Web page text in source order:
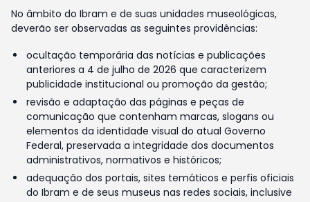
No âmbito do Ibram e de suas unidades museológicas,
deverão ser observadas as seguintes providências:
ocultação temporária das notícias e publicações
anteriores a 4 de julho de 2026 que caracterizem
publicidade institucional ou promoção da gestão;
revisão e adaptação das páginas e peças de
comunicação que contenham marcas, slogans ou
elementos da identidade visual do atual Governo
Federal, preservada a integridade dos documentos
administrativos, normativos e históricos;
adequação dos portais, sites temáticos e perfis oficiais
do Ibram e de seus museus nas redes sociais, inclusive